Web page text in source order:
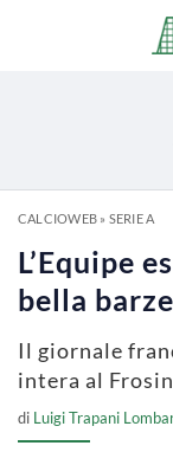
CALCIOWEB» SERIE A
L’Equipe
bella
Il giornale
intera al
di Luigi Trapani